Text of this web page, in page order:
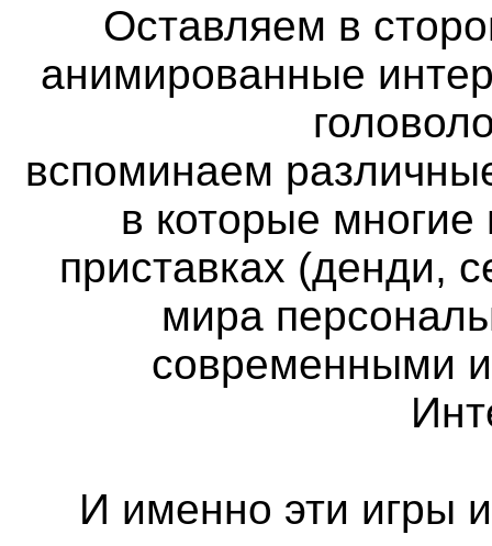
Оставляем в
анимированные
вспоминаем
в которые
приставках (денди,
мира
современными
И именно эти игры